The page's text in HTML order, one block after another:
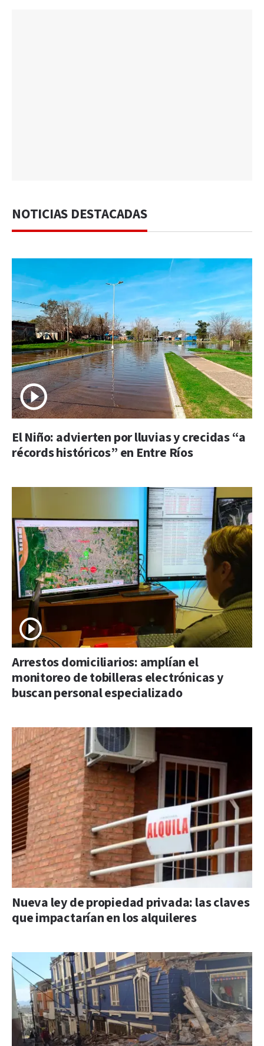
NOTICIAS DESTACADAS
El Niño: advierten por lluvias y crecidas “a
récords históricos” en Entre Ríos
Arrestos domiciliarios: amplían el
monitoreo de tobilleras electrónicas y
buscan personal especializado
Nueva ley de propiedad privada: las claves
que impactarían en los alquileres